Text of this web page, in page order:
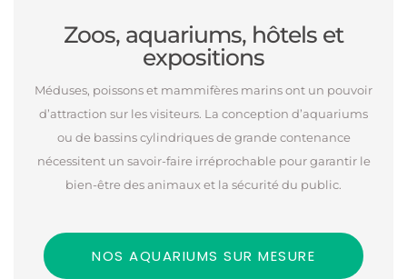
Zoos, aquariums, hôtels et
expositions
Méduses, poissons et mammifères marins ont un pouvoir
d’attraction sur les visiteurs. La conception d’aquariums
ou de bassins cylindriques de grande contenance
nécessitent un savoir-faire irréprochable pour garantir le
bien-être des animaux et la sécurité du public.
NOS AQUARIUMS SUR MESURE